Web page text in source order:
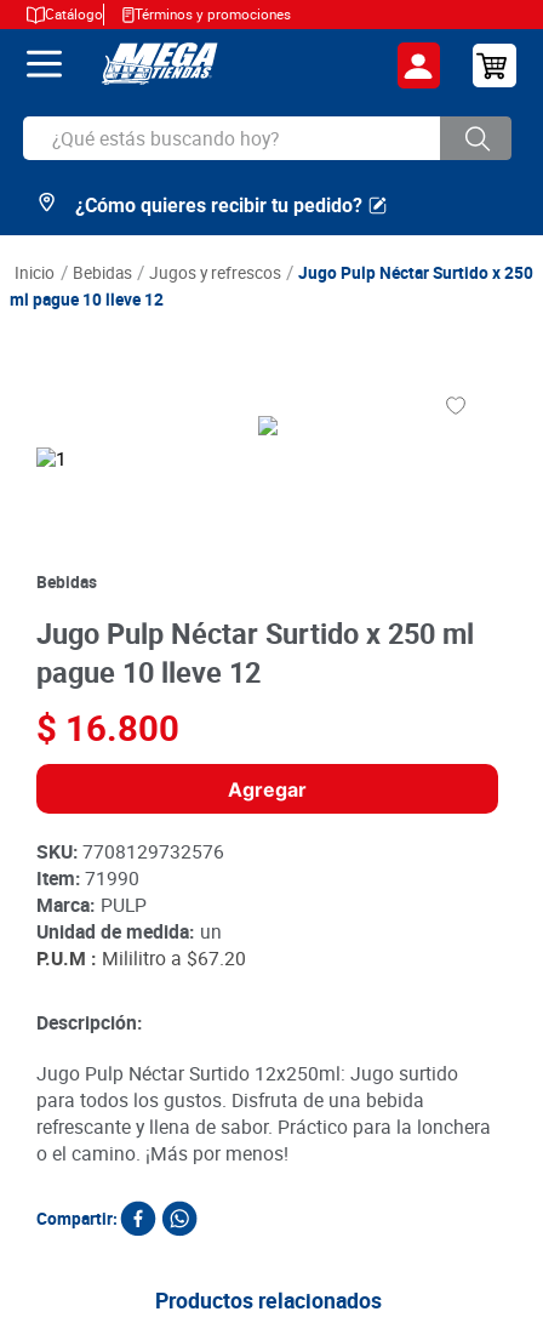
Catálogo Términos y promociones
¿Qué estás buscando hoy?
TÉRMINOS MÁS BUSCADOS
2 .
arroz
9.
10. papa
¿Cómo quieres recibir tu pedido?
bebidas jugos y refrescos
Jugo Pulp Néctar Surtido x 250
ml pague 10 lleve 12
Bebidas
Jugo Pulp Néctar Surtido x 250 ml
pague 10 lleve 12
$ 16.800
Agregar
SKU:7708129732576
Item:71990
Marca: PULP
Unidad de medida: un
P.U.M : Mililitro a $67.20
Descripción:
Jugo Pulp Néctar Surtido 12x250ml: Jugo surtido
para todos los gustos. Disfruta de una bebida
refrescante y llena de sabor. Práctico para la lonchera
o el camino. ¡Más por menos!
Compartir:
Productos relacionados